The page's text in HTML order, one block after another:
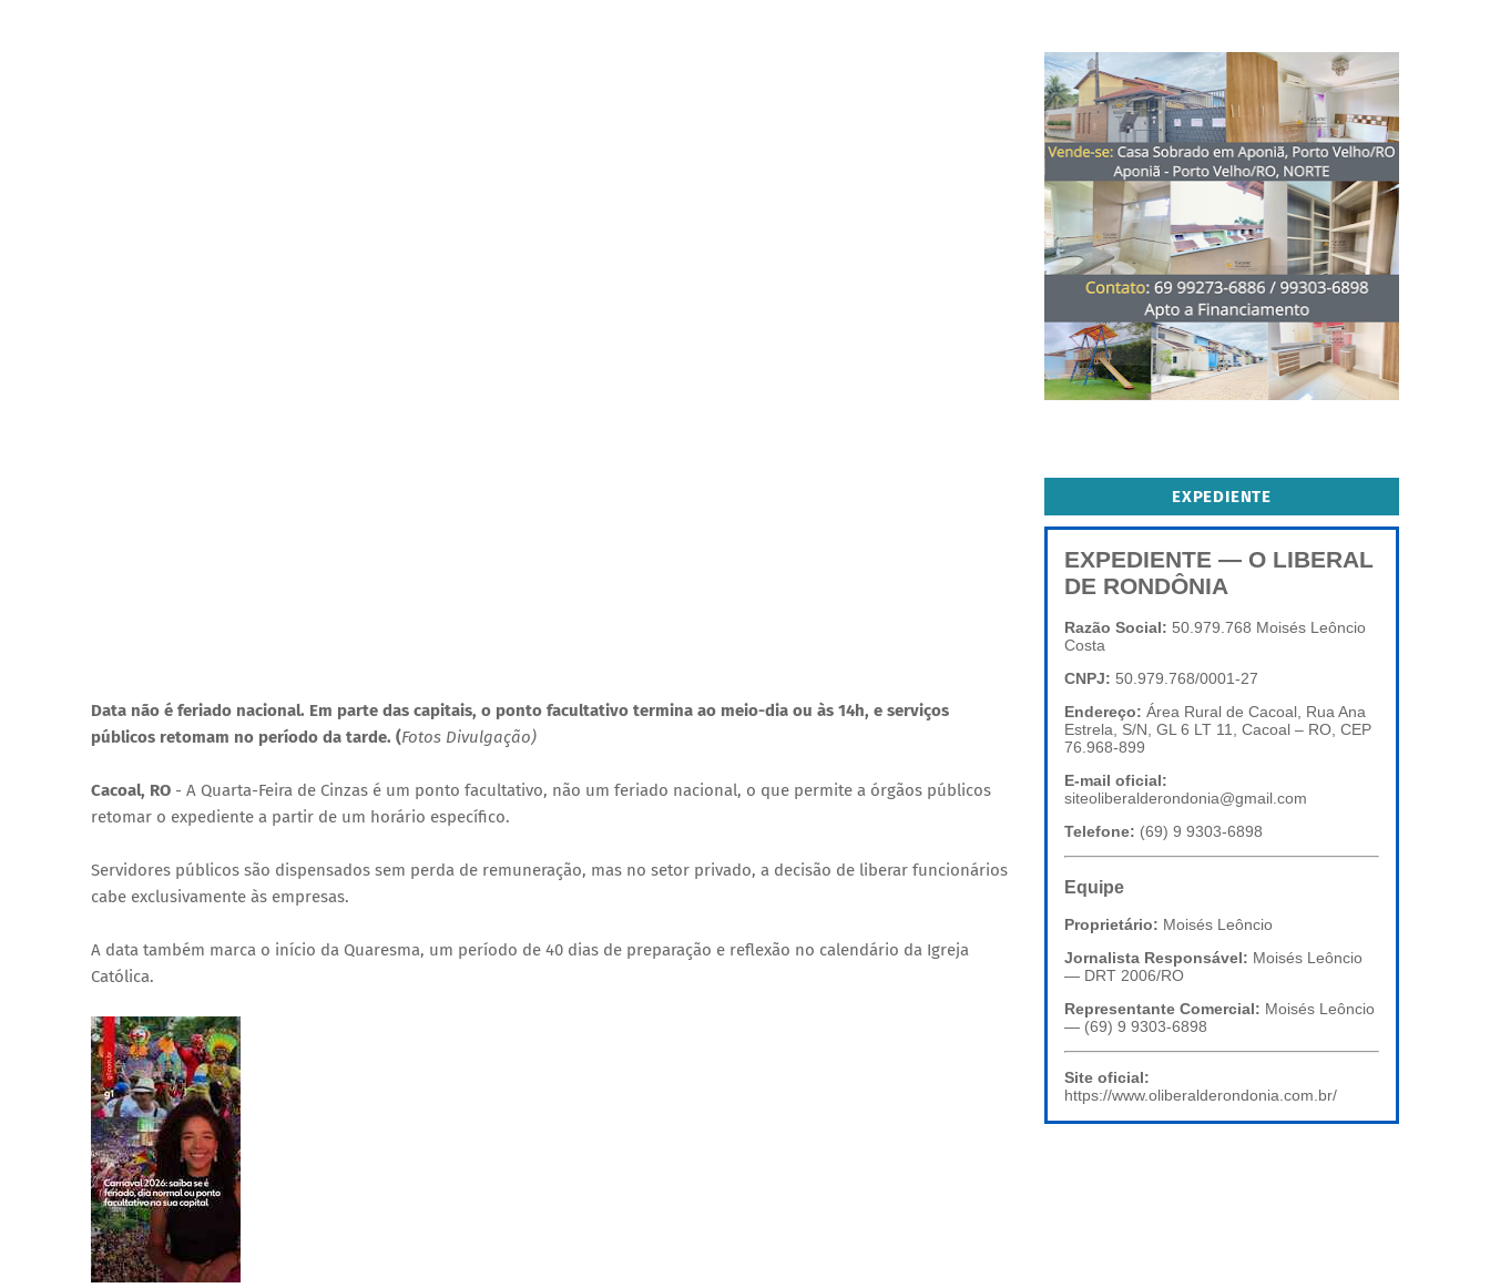
Data não é feriado nacional. Em parte das capitais, o ponto facultativo termina ao meio-dia ou às 14h, e serviços
públicos retomam no período da tarde. (Fotos Divulgação)
Cacoal, RO - A Quarta-Feira de Cinzas é um ponto facultativo, não um feriado nacional, o que permite a órgãos públicos
retomar o expediente a partir de um horário específico.
Servidores públicos são dispensados sem perda de remuneração, mas no setor privado, a decisão de liberar funcionários
cabe exclusivamente às empresas.
A data também marca o início da Quaresma, um período de 40 dias de preparação e reflexão no calendário da Igreja
Católica.
EXPEDIENTE
EXPEDIENTE — O LIBERAL
DE RONDÔNIA
Razão Social: 50.979.768 Moisés Leôncio
Costa
CNPJ: 50.979.768/0001-27
Endereço: Área Rural de Cacoal, Rua Ana
Estrela, S/N, GL 6 LT 11, Cacoal – RO, CEP
76.968-899
E-mail oficial:
siteoliberalderondonia@gmail.com
Telefone: (69) 9 9303-6898
Equipe
Proprietário: Moisés Leôncio
Jornalista Responsável: Moisés Leôncio
— DRT 2006/RO
Representante Comercial: Moisés Leôncio
— (69) 9 9303-6898
Site oficial:
https://www.oliberalderondonia.com.br/